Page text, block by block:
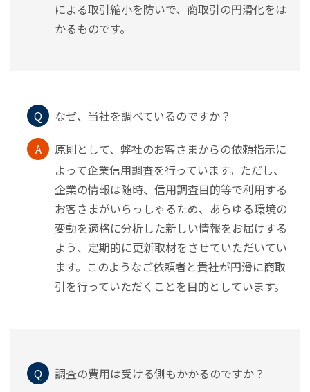
による取引縮小を防いで、商取引の円滑化をは
かるものです。
Q
なぜ、当社を調べているのですか？
A
原則として、弊社のお客さまからの依頼指示に
よって企業信用調査を行っています。ただし、
企業の情報は随時、信用調査目的等で利用する
お客さまがいらっしゃるため、あらゆる環境の
変動を適格に分析した新しい情報をお届けする
よう、定期的に更新取材をさせていただいてい
ます。このようなご依頼者と貴社が円滑に商取
引を行っていただくことを目的としています。
Q
調査の費用は受ける側もかかるのですか？